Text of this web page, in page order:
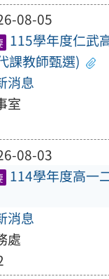
08-05
115學年度仁武
課教師甄選)
消息
室
08-03
114學年度高一
消息
處